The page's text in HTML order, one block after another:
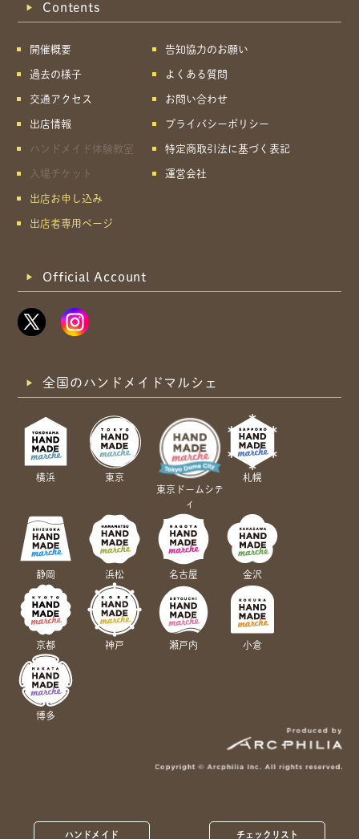
ハンドメイド チェックリスト
Contents
開催概要
過去の様子
交通アクセス
出店情報
ハンドメイド体験教室
入場チケット
出店お申し込み
出店者専用ページ
告知協力のお願い
よくある質問
お問い合わせ
プライバシーポリシー
特定商取引法に基づく表記
運営会社
Official Account
全国のハンドメイドマルシェ
横浜
東京
東京ドームシテ
ィ
札幌
静岡 浜松 名古屋 金沢
京都 神戸 瀬戸内 小倉
博多